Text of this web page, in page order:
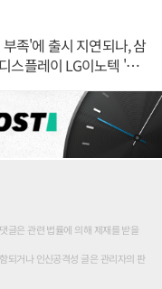
족'에 출시 지연되나, 삼
스플레이 LG이노텍 '탈
글은 관련 법률에 의해 제재를 받을
되거나 인신공격성 글은 관리자의 판